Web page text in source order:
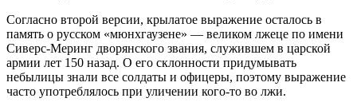
Согласно второй версии, крылатое выражение осталось в
память о русском «мюнхгаузене» — великом лжеце по имени
Сиверс-Меринг дворянского звания, служившем в царской
армии лет 150 назад. О его склонности придумывать
небылицы знали все солдаты и офицеры, поэтому выражение
часто употреблялось при уличении кого-то во лжи.